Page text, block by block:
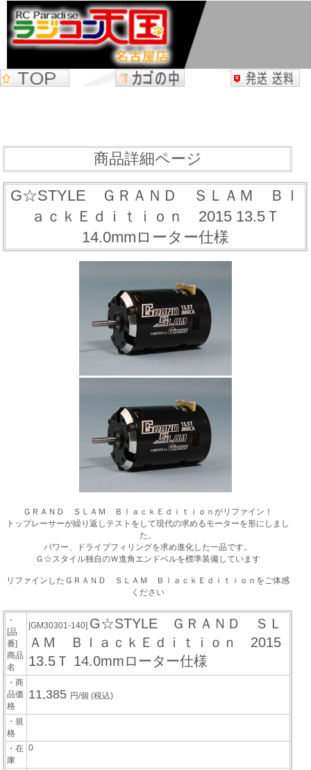
商品詳細ページ
G☆STYLE ＧＲＡＮＤ ＳＬＡＭ Ｂｌ
ａｃｋＥｄｉｔｉｏｎ 2015 13.5Ｔ
14.0mmローター仕様
ＧＲＡＮＤ ＳＬＡＭ ＢｌａｃｋＥｄｉｔｉｏｎがリファイン！
トップレーサーが繰り返しテストをして現代の求めるモーターを形にしまし
た。
パワー、ドライブフィリングを求め進化した一品です。
Ｇ☆スタイル独自のＷ進角エンドベルを標準装備しています
リファインしたＧＲＡＮＤ ＳＬＡＭ ＢｌａｃｋＥｄｉｔｉｏｎをご体感
ください
・
[品
番]
商品
名
[GM30301-140] G☆STYLE ＧＲＡＮＤ ＳＬ
ＡＭ ＢｌａｃｋＥｄｉｔｉｏｎ 2015
13.5Ｔ 14.0mmローター仕様
・商
品価
格
11,385 円/個(税込)
・規
格
・在
庫
0